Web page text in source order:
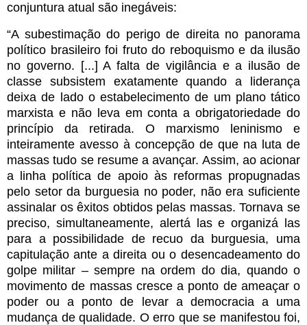
conjuntura atual são inegáveis:
“A subestimação do perigo de direita no panorama
político brasileiro foi fruto do reboquismo e da ilusão
no governo. [...] A falta de vigilância e a ilusão de
classe subsistem exatamente quando a liderança
deixa de lado o estabelecimento de um plano tático
marxista e não leva em conta a obrigatoriedade do
princípio da retirada. O marxismo leninismo e
inteiramente avesso à concepção de que na luta de
massas tudo se resume a avançar. Assim, ao acionar
a linha política de apoio às reformas propugnadas
pelo setor da burguesia no poder, não era suficiente
assinalar os êxitos obtidos pelas massas. Tornava se
preciso, simultaneamente, alertá las e organizá las
para a possibilidade de recuo da burguesia, uma
capitulação ante a direita ou o desencadeamento do
golpe militar – sempre na ordem do dia, quando o
movimento de massas cresce a ponto de ameaçar o
poder ou a ponto de levar a democracia a uma
mudança de qualidade. O erro que se manifestou foi,